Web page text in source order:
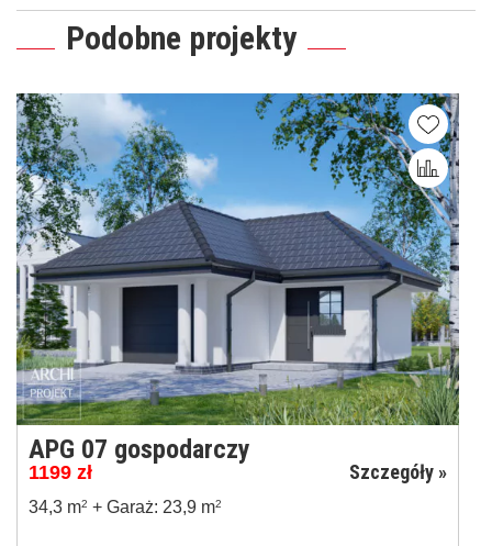
Podobne projekty
APG 07 gospodarczy
1199 zł Szczegóły »
34,3 m2 + Garaż: 23,9 m2